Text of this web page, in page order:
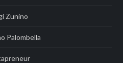
Zunino
Palombella